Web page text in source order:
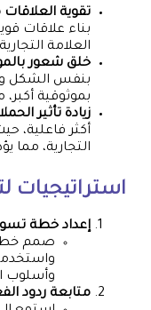
تقوية
بناء علاقات
العلامة
خلق شعور
بنفس الشكل
بموثوقية أكبر،
زيادة تأثير
أكثر فاعلية،
التجارية، مما
استراتيجيات
إعداد خطة
صمم خطة
وأسلوب
متابعة ردود